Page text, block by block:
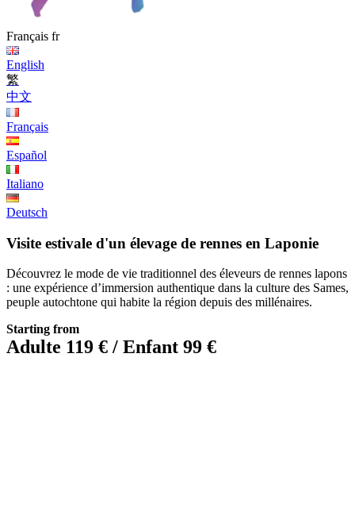
Français fr
English
繁
中文
Français
Español
Italiano
Deutsch
Visite estivale d'un élevage de rennes en Laponie
Découvrez le mode de vie traditionnel des éleveurs de rennes lapons
: une expérience d’immersion authentique dans la culture des Sames,
peuple autochtone qui habite la région depuis des millénaires.
Starting from
Adulte 119 € / Enfant 99 €